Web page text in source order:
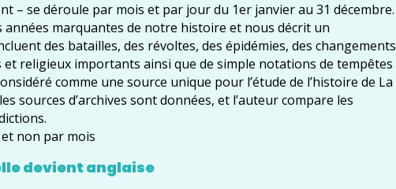
– se déroule par mois et par jour du 1er janvier au 31 décembre.
marquantes de notre histoire et nous décrit un
des batailles, des révoltes, des épidémies, des changements
religieux importants ainsi que de simple notations de tempêtes
comme une source unique pour l’étude de l’histoire de La
sources d’archives sont données, et l’auteur compare les
non par mois
devient anglaise